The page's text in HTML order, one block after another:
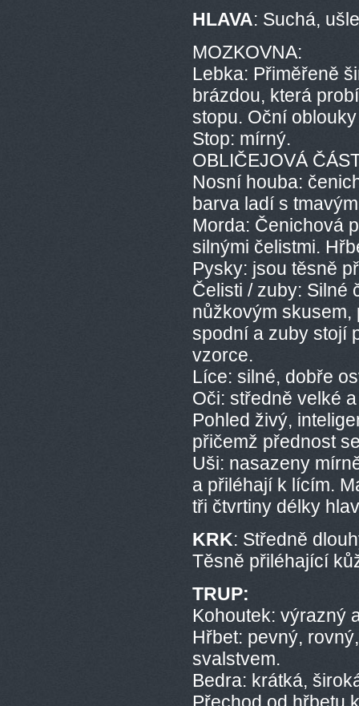
HLAVA: Suchá,
MOZKOVNA:
Lebka: Přiměřeně
brázdou, která
stopu. Oční
Stop: mírný.
OBLIČEJOVÁ
Nosní houba:
barva ladí s
Morda: Čenichová
silnými čelistmi.
Pysky: jsou těsně
Čelisti / zuby: Silné
nůžkovým
spodní a zuby stojí
vzorce.
Líce: silné, dobře
Oči: středně velké
Pohled živý,
přičemž přednost
Uši: nasazeny
a přiléhají k lícím.
tři čtvrtiny délky
KRK: Středně
Těsně přiléhající
TRUP:
Kohoutek: výrazný
Hřbet: pevný,
svalstvem.
Bedra: krátká,